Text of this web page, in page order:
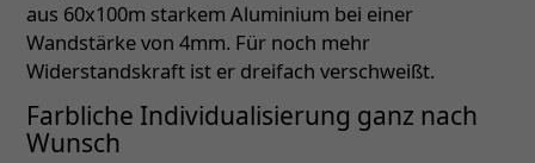
aus 60x100m starkem Aluminium bei einer
Wandstärke von 4mm. Für noch mehr
Widerstandskraft ist er dreifach verschweißt.
Farbliche Individualisierung ganz nach
Wunsch